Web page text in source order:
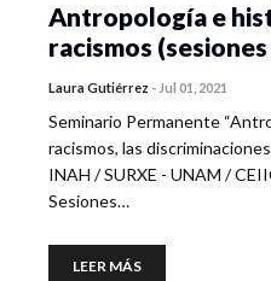
Antropología e
racismos
Laura Gutiérrez - Jul 01, 2021
Seminario Permanente
racismos, las
INAH / SURXE - UNAM /
Sesiones…
LEER MÁS